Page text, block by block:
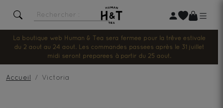
La boutique web Human & Tea sera fermée pour la trêve estivale
du 2 août au 24 août. Les commandes passées après le 31 juillet
midi seront préparées à partir du 25 août.
Accueil Victoria